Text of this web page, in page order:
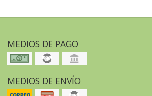
MEDIOS DE PAGO
MEDIOS DE ENVÍO